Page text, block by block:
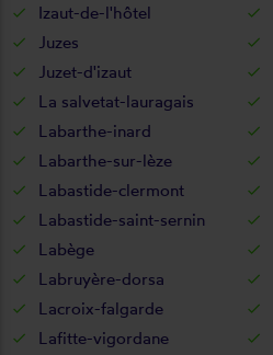
Izaut-de-l'hôtel
Juzes
Juzet-d'izaut
La salvetat-lauragais
Labarthe-inard
Labarthe-sur-lèze
Labastide-clermont
Labastide-saint-sernin
Labège
Labruyère-dorsa
Lacroix-falgarde
Lafitte-vigordane